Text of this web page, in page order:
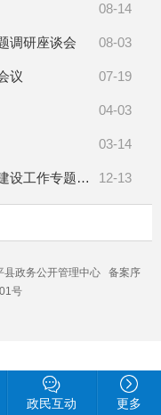
08-14
08-03
调研座谈会
07-19
议
04-03
03-14
12-13
作专题询问会
县政务公开管理中心 备案序
号
政民互动 更多